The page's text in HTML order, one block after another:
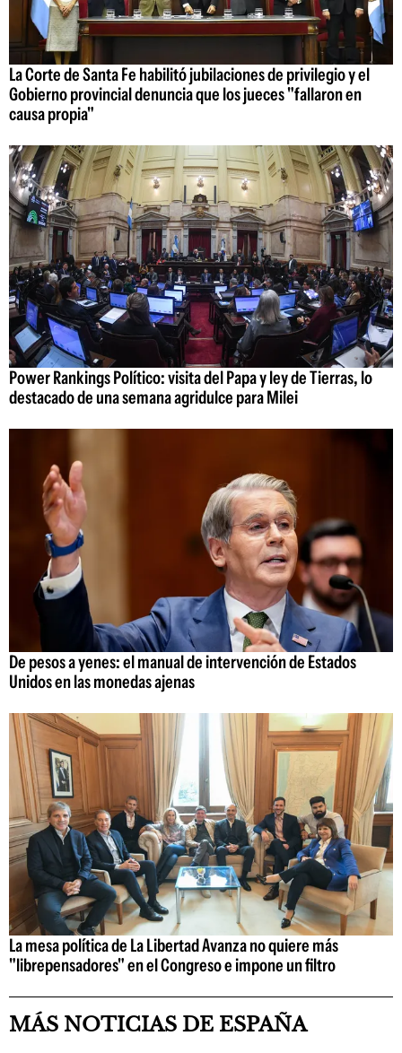
La Corte de Santa Fe habilitó jubilaciones de privilegio y el
Gobierno provincial denuncia que los jueces "fallaron en
causa propia"
Power Rankings Político: visita del Papa y ley de Tierras, lo
destacado de una semana agridulce para Milei
De pesos a yenes: el manual de intervención de Estados
Unidos en las monedas ajenas
La mesa política de La Libertad Avanza no quiere más
"librepensadores" en el Congreso e impone un filtro
MÁS NOTICIAS DE ESPAÑA